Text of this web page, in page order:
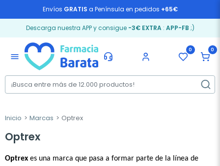
Envíos GRATIS a Península en pedidos +65€
Descarga nuestra APP y consigue -3€ EXTRA: APP-FB ;)
menu
0 0
Inicio Marcas Optrex
Optrex
Optrex es una marca que pasa a formar parte de la línea de